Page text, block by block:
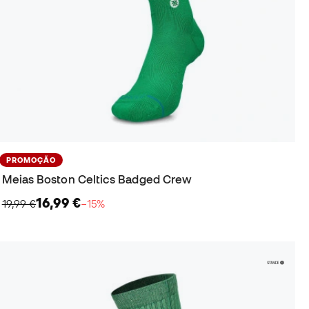
PROMOÇÃO
Meias Boston Celtics Badged Crew
19,99 €16,99 €−15%